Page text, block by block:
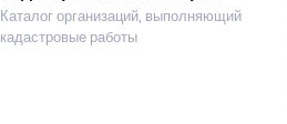
Каталог организаций, выполняющий
кадастровые работы